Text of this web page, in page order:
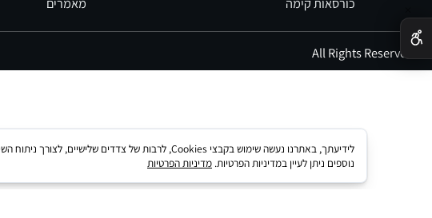
מוצרי בטיחות למקלחת
מיטות סיעודיות
רולטורים למבוגרים
כסאות גלגלים
צור קשר